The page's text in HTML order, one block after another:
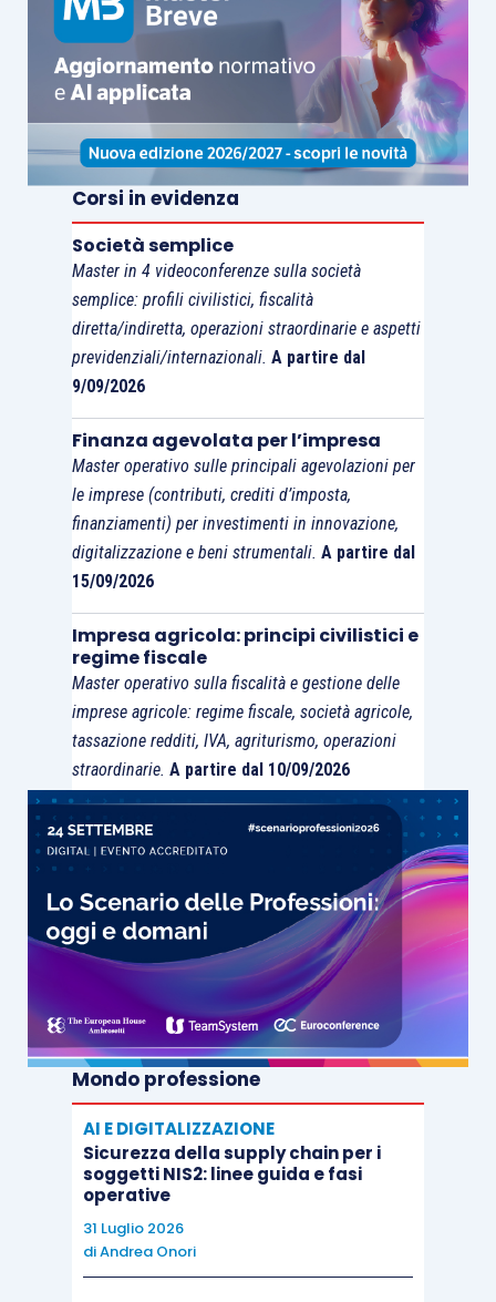
rafforzata
, così come, del resto, è stato
affermato nelle risposte di Telefisco 2018 dalla
stessa Agenzia delle entrate.
Ne deriva, anzitutto, unariduzione dei ricavi
tassabilinel periodo d’imposta della cessione,
mentre i proventi finanziari (tassabili) concorrono
a formarel’imponibile nel rispetto della
competenza economica. Non sfuggirà, inoltre,
chel’incremento della voce C
finanziari assegna al cedente il vantaggio di
incrementare la quota di interessi passivi
tetto del 30%. Vero è che ilricavo viene ridotto
(in contropartita del provento finanziario), ma il
ricavoavrebbe concorso alla formazione di
interessi passivi deducibili solo al 30%, mentre
rilevazione diretta di interessi attivipermette
dell’importo collocato nella classe Cdel Conto
economico.
Corsi in evidenza
Società semplice
Master in 4 videoconferenze sulla società
semplice: profili civilistici, fiscalità
diretta/indiretta, operazioni straordinarie e aspetti
previdenziali/internazionali. A partire dal
9/09/2026
Finanza agevolata per l’impresa
Master operativo sulle principali agevolazioni per
le imprese (contributi, crediti d’imposta,
finanziamenti) per investimenti in innovazione,
digitalizzazione e beni strumentali. A partire dal
15/09/2026
Impresa agricola: principi civilistici e
regime fiscale
Master operativo sulla fiscalità e gestione delle
imprese agricole: regime fiscale, società agricole,
tassazione redditi, IVA, agriturismo, operazioni
straordinarie. A partire dal 10/09/2026
Mondo professione
AI E DIGITALIZZAZIONE
Sicurezza della supply chain per i
soggetti NIS2: linee guida e fasi
operative
31 Luglio 2026
diAndrea Onori